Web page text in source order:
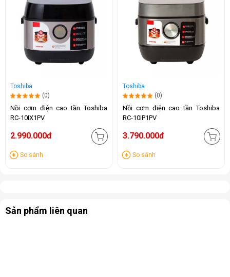
Toshiba
(0)
Nồi cơm điện cao tần Toshiba
RC-10IX1PV
2.990.000đ
So sánh
Toshiba
(0)
Nồi cơm điện cao tần Toshiba
RC-10IP1PV
3.790.000đ
So sánh
Sản phẩm liên quan